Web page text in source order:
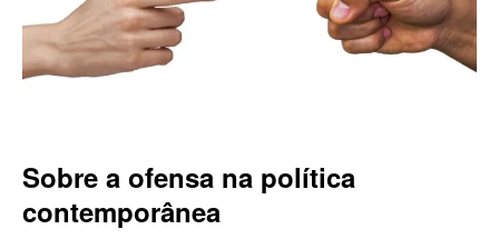
Sobre a ofensa na política
contemporânea